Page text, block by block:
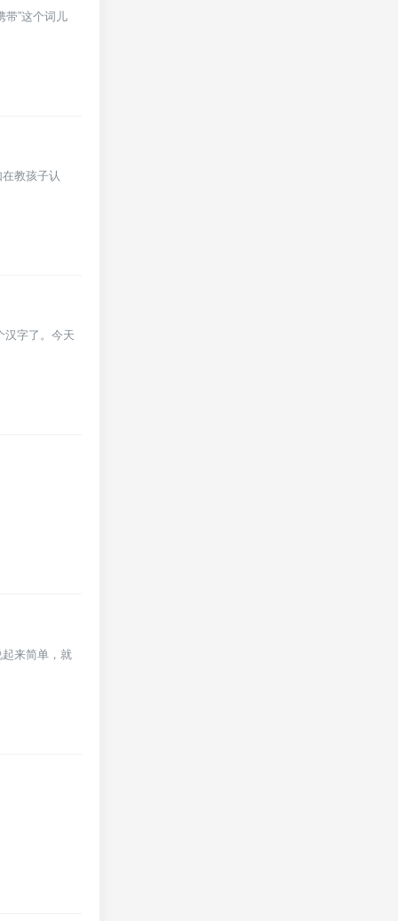
带”这个词儿
教孩子认
汉字了。今天
来简单，就